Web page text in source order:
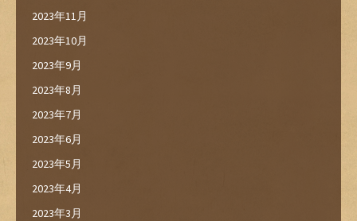
2023年11月
2023年10月
2023年9月
2023年8月
2023年7月
2023年6月
2023年5月
2023年4月
2023年3月